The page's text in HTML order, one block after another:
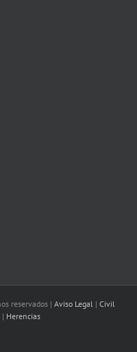
reservados | Aviso Legal | Civil
| Herencias